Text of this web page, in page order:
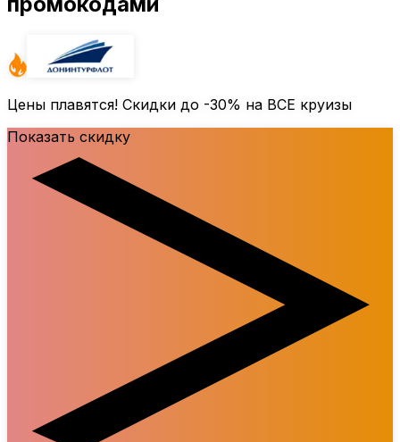
Цены плавятся! Скидки до -30% на ВСЕ круизы
Показать скидку